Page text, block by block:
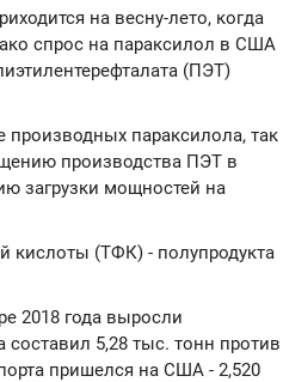
на весну-лето, когда
спрос на параксилол в США
(ПЭТ)
производных параксилола, так
производства ПЭТ в
загрузки мощностей на
кислоты (ТФК) - полупродукта
2018 года выросли
5,28 тыс. тонн против
пришелся на США - 2,520